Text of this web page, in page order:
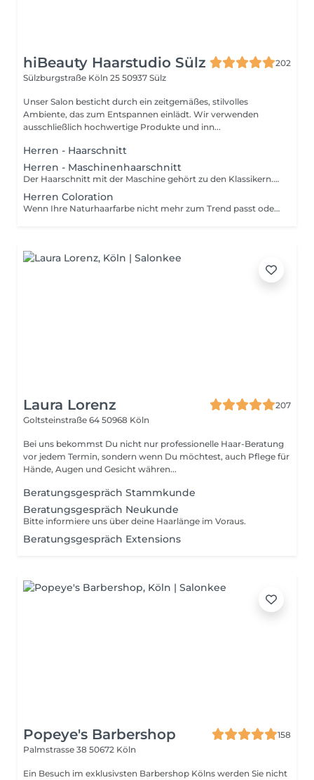
hiBeauty Haarstudio Sülz
202
Sülzburgstraße Köln 25 50937 Sülz
Unser Salon besticht durch ein zeitgemäßes, stilvolles
Ambiente, das zum Entspannen einlädt. Wir verwenden
ausschließlich hochwertige Produkte und inn...
Herren - Haarschnitt
Herren - Maschinenhaarschnitt
Der Haarschnitt mit der Maschine gehört zu den Klassikern. Mit einer genauen Einstellung der Millimeterzahl können Schnitte präzise ausgeführt werden und sorgen für eine einheitliche Frisur. Das ist nicht der einzige Vorteil des Maschinenhaarschnitts, er beansprucht außerdem weniger Zeit und hilft dabei, die Gesichtszüge stärker zu definieren.
Herren Coloration
Wenn Ihre Naturhaarfarbe nicht mehr zum Trend passt oder nicht optimal zu Ihrem Typ passt, haben die Colorationsexperten die perfekte Lösung für Sie. Damit das Ergebnis herausragend wird, ist es wichtig, zunächst eine passende Farbwahl zu treffen und das richtige Produkt zu verwenden. Bei Farbbehandlungen sollte stets ein erfahrener Fachmann ans Werk gehen.
Laura Lorenz
207
Goltsteinstraße 64 50968 Köln
Bei uns bekommst Du nicht nur professionelle Haar-Beratung
vor jedem Termin, sondern wenn Du möchtest, auch Pflege für
Hände, Augen und Gesicht währen...
Beratungsgespräch Stammkunde
Beratungsgespräch Neukunde
Bitte informiere uns über deine Haarlänge im Voraus.
Beratungsgespräch Extensions
Popeye's Barbershop
158
Palmstrasse 38 50672 Köln
Ein Besuch im exklusivsten Barbershop Kölns werden Sie nicht